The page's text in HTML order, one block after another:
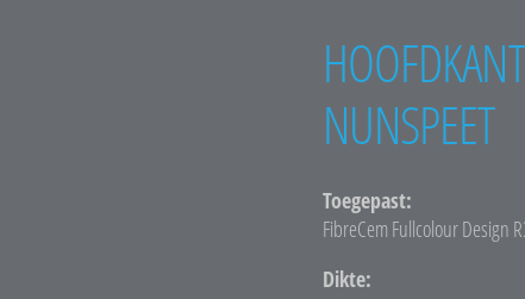
NUNSPEET
Toegepast:
FibreCem Fullcolour Design
Dikte: